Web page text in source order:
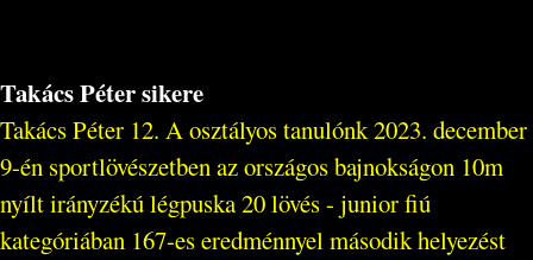
Takács Péter sikere
Takács Péter 12. A osztályos tanulónk 2023. december
9-én sportlövészetben az országos bajnokságon 10m
nyílt irányzékú légpuska 20 lövés - junior fiú
kategóriában 167-es eredménnyel második helyezést